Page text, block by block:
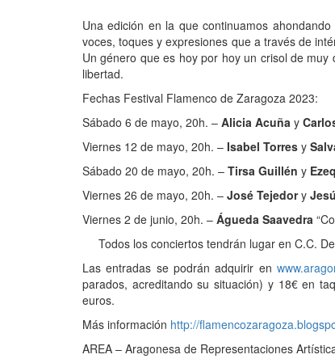
Una edición en la que continuamos
voces, toques y expresiones que a través de
Un género que es hoy por hoy un crisol de
libertad.
Fechas Festival Flamenco de Zaragoza 2023:
Sábado 6 de mayo, 20h. – Alicia Acuña y
Viernes 12 de mayo, 20h. – Isabel Torres y
Sábado 20 de mayo, 20h. – Tirsa Guillén y
Viernes 26 de mayo, 20h. – José Tejedory
Viernes 2 de junio, 20h. – Águeda Saavedra
Todos los conciertos tendrán lugar en C.C.
Las entradas se podrán adquirir en
parados, acreditando su situación) y 18€ en
euros.
Más información http://
AREA – Aragonesa de Representaciones